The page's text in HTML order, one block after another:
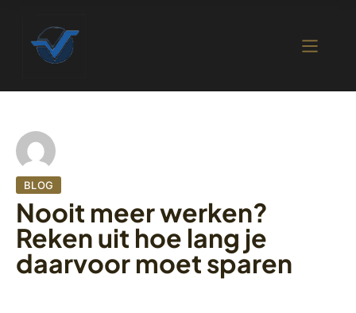
BLOG
Nooit meer werken?
Reken uit hoe lang je
daarvoor moet sparen